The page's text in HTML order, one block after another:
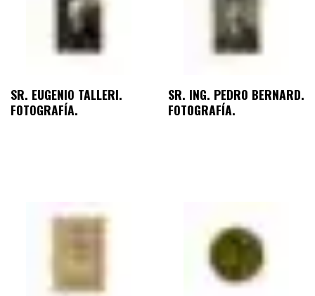
SR. EUGENIO TALLERI.
FOTOGRAFÍA.
SR. ING. PEDRO BERNARD.
FOTOGRAFÍA.